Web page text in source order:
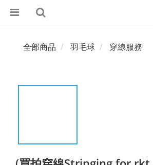
全部商品 羽毛球 穿線服務